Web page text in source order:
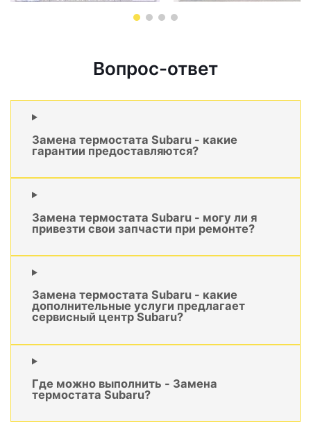
Вопрос-ответ
Замена термостата Subaru - какие
гарантии предоставляются?
Замена термостата Subaru - могу ли я
привезти свои запчасти при ремонте?
Замена термостата Subaru - какие
дополнительные услуги предлагает
сервисный центр Subaru?
Где можно выполнить - Замена
термостата Subaru?